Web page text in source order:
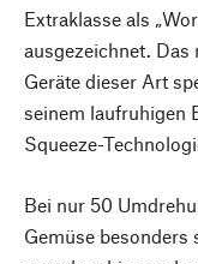
Extraklasse als
ausgezeichnet. Das
Geräte dieser Art
seinem laufruhigen
Squeeze-
Bei nur 50
Gemüse besonders